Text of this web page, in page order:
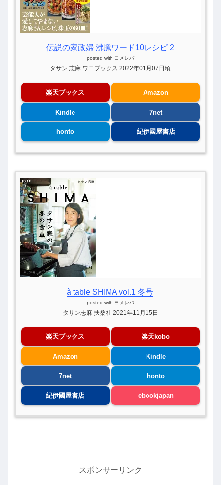
伝説の家政婦 沸騰ワード10レシピ 2
posted with ヨメレバ
タサン 志麻 ワニブックス 2022年01月07日頃
楽天ブックス Amazon
Kindle 7net
honto 紀伊國屋書店
à table SHIMA vol.1 冬号
posted with ヨメレバ
タサン志麻 扶桑社 2021年11月15日
楽天ブックス 楽天kobo
Amazon Kindle
7net honto
紀伊國屋書店 ebookjapan
スポンサーリンク